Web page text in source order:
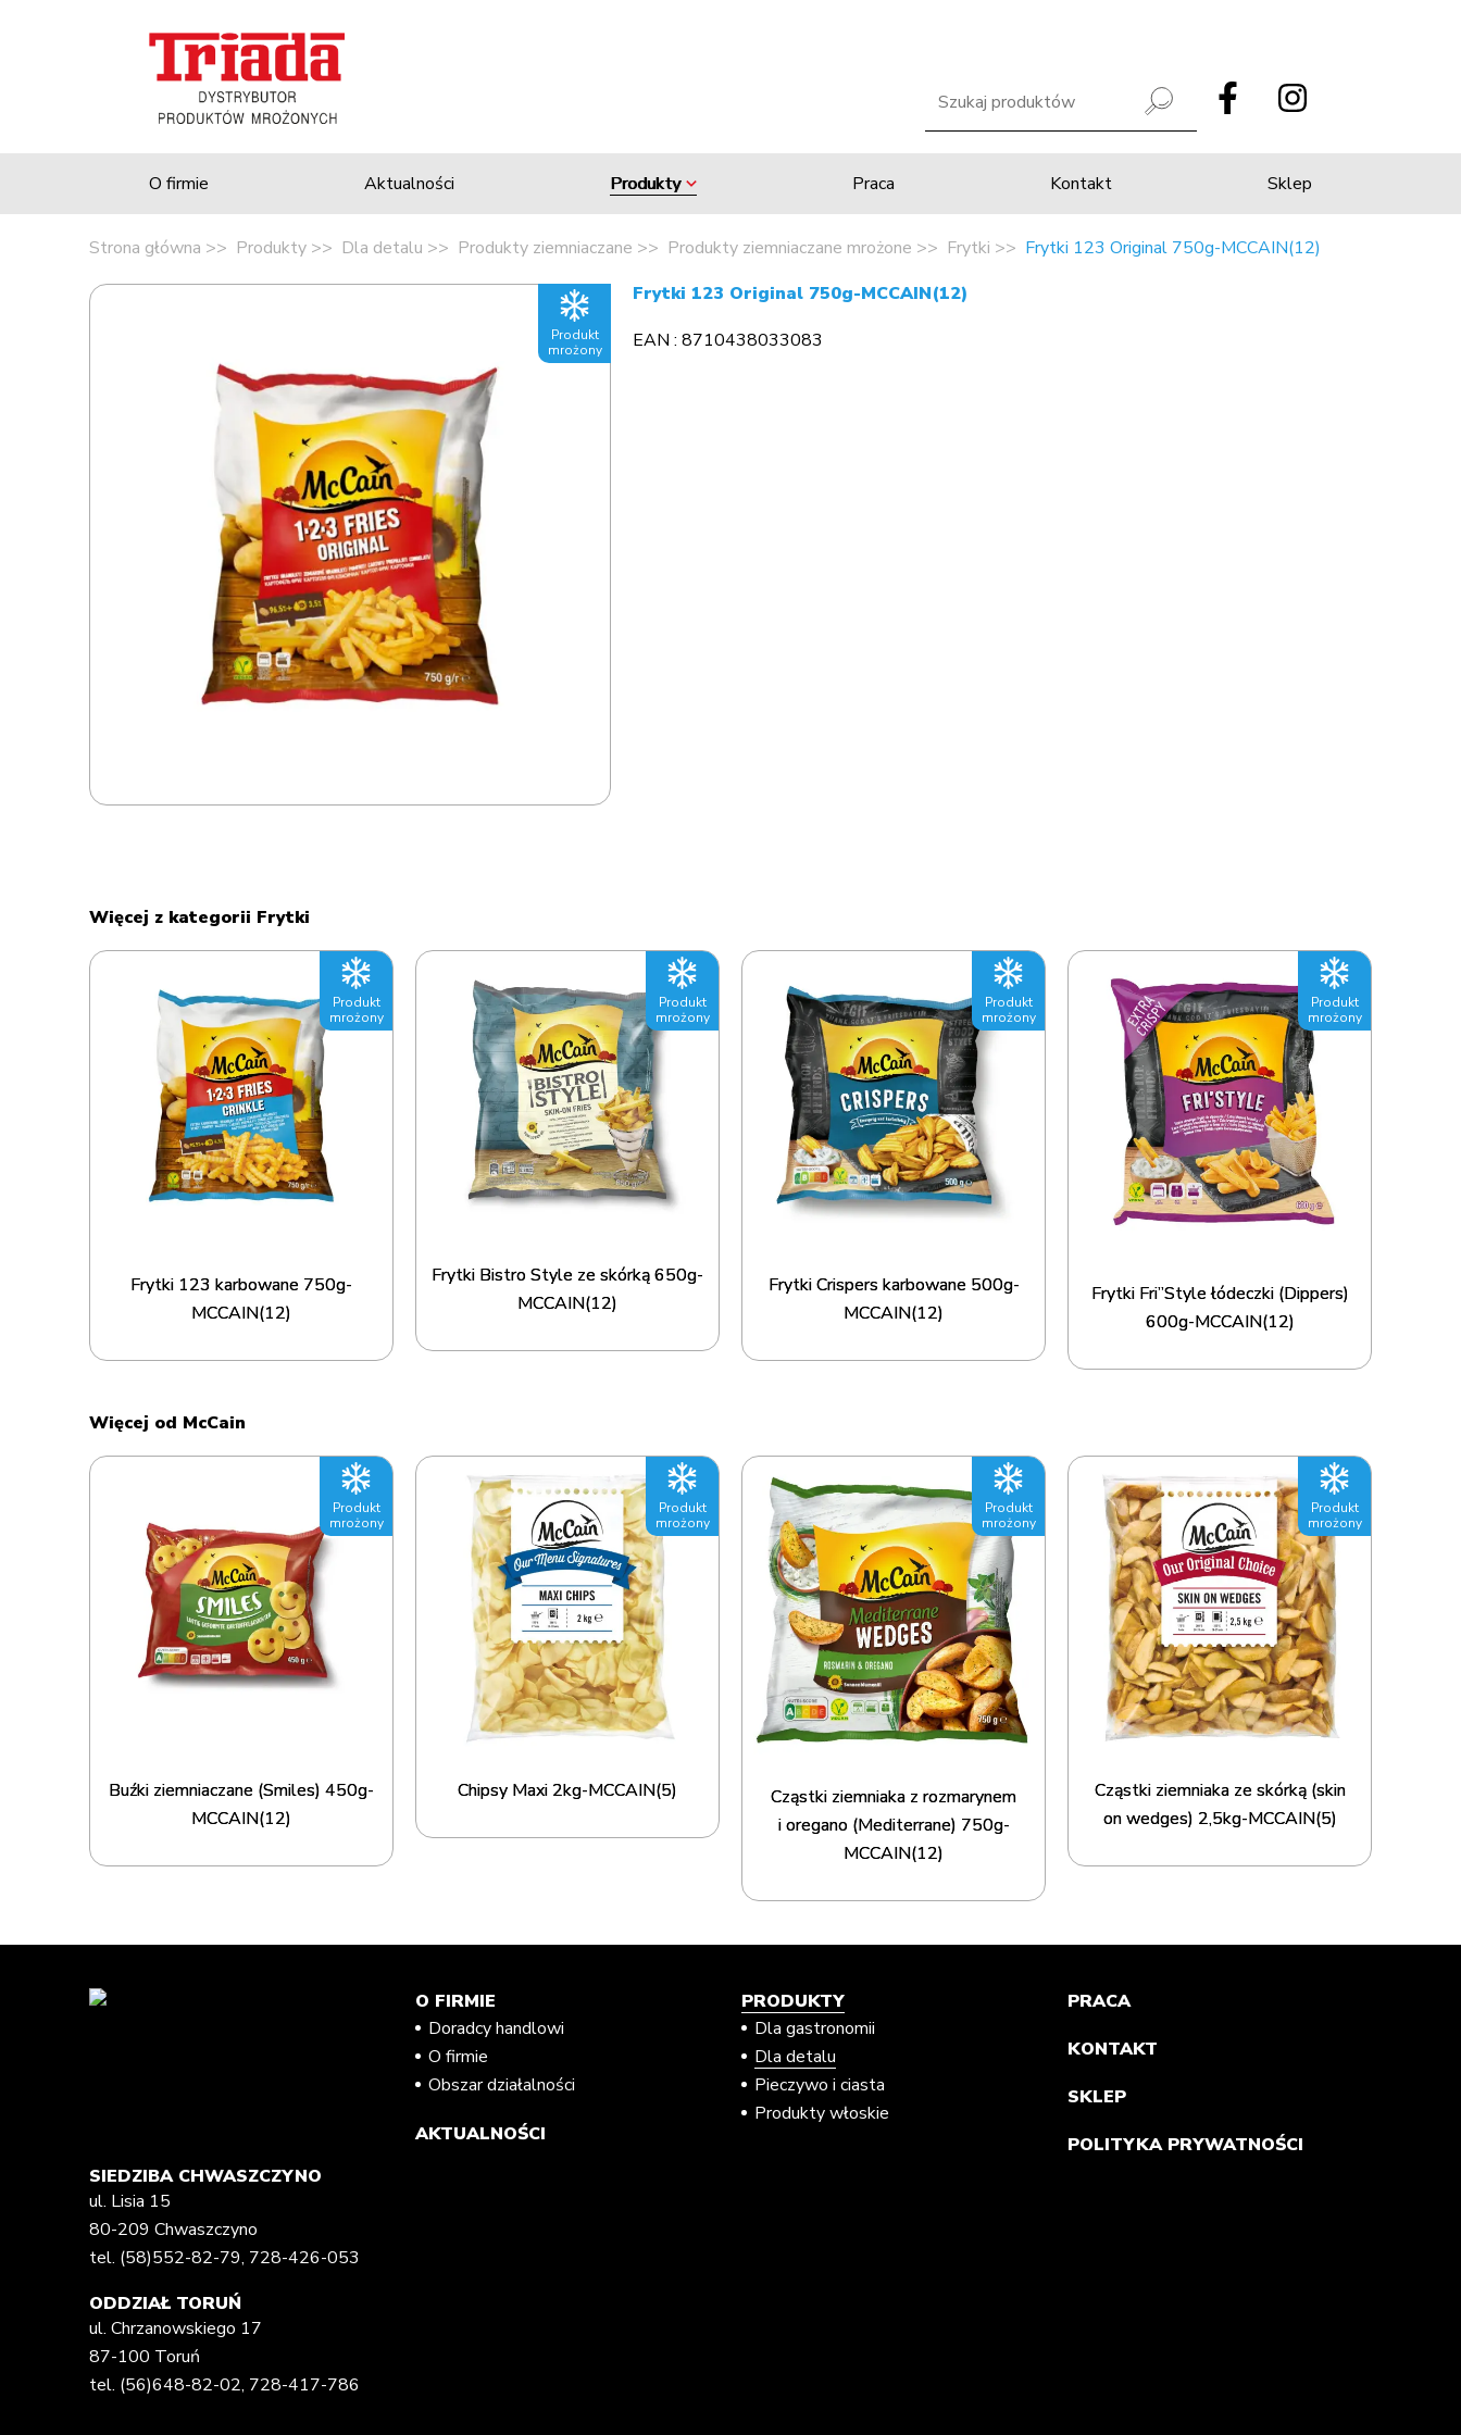
O firmie Aktualności Produkty Praca Kontakt Sklep
Strona główna Produkty Dla detalu Produkty ziemniaczane Produkty ziemniaczane mrożone Frytki Frytki 123 Original 750g-MCCAIN(12)
Produkt
mrożony
Frytki 123 Original 750g-MCCAIN(12)
EAN : 8710438033083
Więcej z kategorii Frytki
Produkt
mrożony
Frytki 123 karbowane 750g-
MCCAIN(12)
Produkt
mrożony
Frytki Bistro Style ze skórką 650g-
MCCAIN(12)
Produkt
mrożony
Frytki Crispers karbowane 500g-
MCCAIN(12)
Produkt
mrożony
Frytki Fri”Style łódeczki (Dippers)
600g-MCCAIN(12)
Więcej od McCain
Produkt
mrożony
Buźki ziemniaczane (Smiles) 450g-
MCCAIN(12)
Produkt
mrożony
Chipsy Maxi 2kg-MCCAIN(5)
Produkt
mrożony
Cząstki ziemniaka z rozmarynem
i oregano (Mediterrane) 750g-
MCCAIN(12)
Produkt
mrożony
Cząstki ziemniaka ze skórką (skin
on wedges) 2,5kg-MCCAIN(5)
SIEDZIBA CHWASZCZYNO
ul. Lisia 15
80-209 Chwaszczyno
tel. (58)552-82-79, 728-426-053
ODDZIAŁ TORUŃ
ul. Chrzanowskiego 17
87-100 Toruń
tel. (56)648-82-02, 728-417-786
O FIRMIE
Doradcy handlowi
O firmie
Obszar działalności
AKTUALNOŚCI
PRODUKTY
Dla gastronomii
Dla detalu
Pieczywo i ciasta
Produkty włoskie
PRACA
KONTAKT
SKLEP
POLITYKA PRYWATNOŚCI